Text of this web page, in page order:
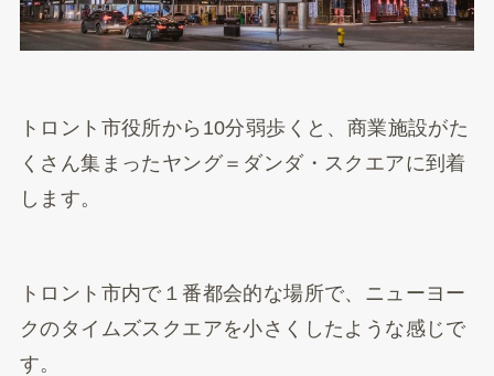
トロント市役所から10分弱歩くと、商業施設がた
くさん集まったヤング＝ダンダ・スクエアに到着
します。
トロント市内で１番都会的な場所で、ニューヨー
クのタイムズスクエアを小さくしたような感じで
す。